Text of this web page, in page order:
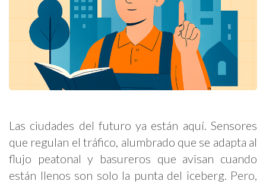
Las ciudades del futuro ya están aquí. Sensores
que regulan el tráfico, alumbrado que se adapta al
flujo peatonal y basureros que avisan cuando
están llenos son solo la punta del iceberg. Pero,